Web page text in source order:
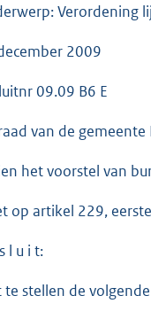
Verordening
2009
09.09 B6 E
van de
het voorstel van
op artikel 229,
l u i t:
te stellen de